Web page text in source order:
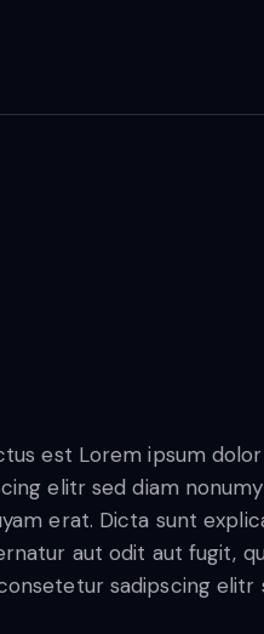
est Lorem ipsum
elitr sed diam
erat. Dicta sunt
aut odit aut fugit,
sadipscing elitr